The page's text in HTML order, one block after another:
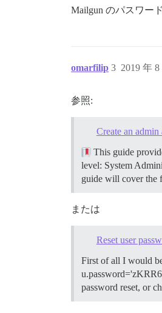
Mailgun のパスワー
omarfilip 2019 年
3
参照:
Create an
This guide
level: System
guide will cover the
または
Reset user
First of all I would
password reset, or